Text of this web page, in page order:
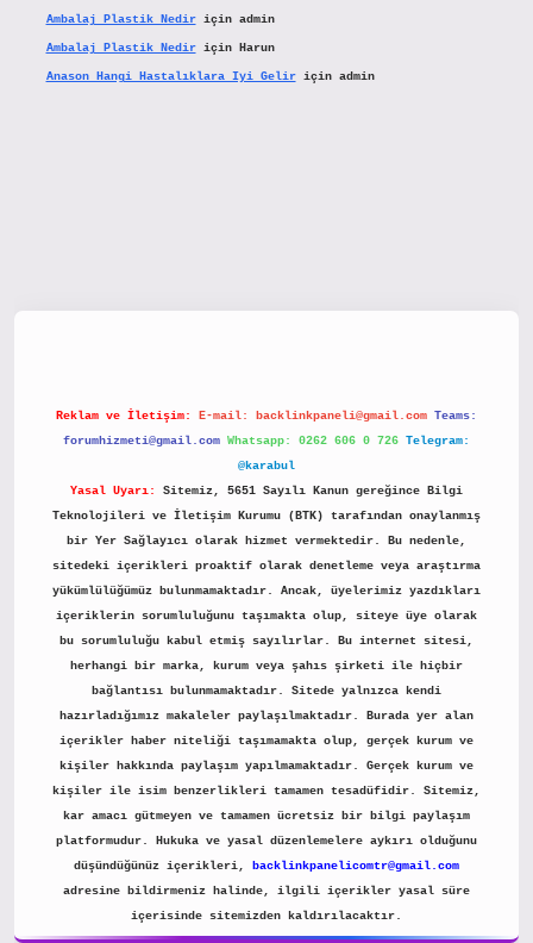
Ambalaj Plastik Nediriçin admin
Ambalaj Plastik Nediriçin Harun
Anason Hangi Hastalıklara Iyi Geliriçin admin
Reklam ve İletişim: E-mail: backlinkpaneli@gmail.com Teams:
forumhizmeti@gmail.com Whatsapp: 0262 606 0 726 Telegram:
@karabul
Yasal Uyarı:
Sitemiz, 5651 Sayılı Kanun gereğince Bilgi
Teknolojileri ve İletişim Kurumu (BTK) tarafından onaylanmış
bir Yer Sağlayıcı olarak hizmet vermektedir. Bu nedenle,
sitedeki içerikleri proaktif olarak denetleme veya araştırma
yükümlülüğümüz bulunmamaktadır. Ancak, üyelerimiz yazdıkları
içeriklerin sorumluluğunu taşımakta olup, siteye üye olarak
bu sorumluluğu kabul etmiş sayılırlar. Bu internet sitesi,
herhangi bir marka, kurum veya şahıs şirketi ile hiçbir
bağlantısı bulunmamaktadır. Sitede yalnızca kendi
hazırladığımız makaleler paylaşılmaktadır. Burada yer alan
içerikler haber niteliği taşımamakta olup, gerçek kurum ve
kişiler hakkında paylaşım yapılmamaktadır. Gerçek kurum ve
kişiler ile isim benzerlikleri tamamen tesadüfidir. Sitemiz,
kar amacı gütmeyen ve tamamen ücretsiz bir bilgi paylaşım
platformudur. Hukuka ve yasal düzenlemelere aykırı olduğunu
düşündüğünüz içerikleri,
backlinkpanelicomtr@gmail.com
adresine bildirmeniz halinde, ilgili içerikler yasal süre
içerisinde sitemizden kaldırılacaktır.